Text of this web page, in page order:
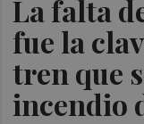
La falta
fue la
tren que
incendio